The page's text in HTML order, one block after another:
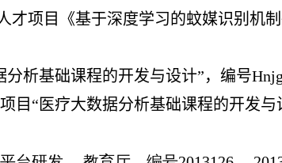
才项目《基于深度学习的蚊媒识别机
析基础课程的开发与设计”，编号
目“医疗大数据分析基础课程的开发与